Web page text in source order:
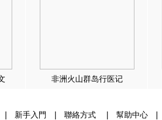
非洲火山群岛行医记
新手入門 聯絡方式| 幫助中心|